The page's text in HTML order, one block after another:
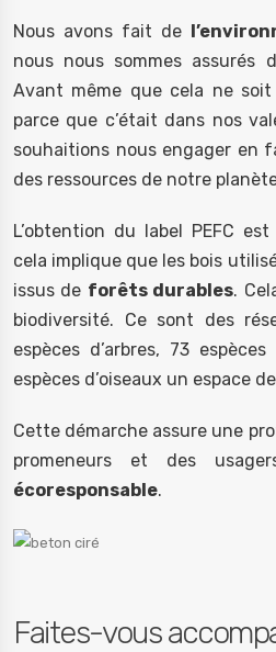
Nous avons fait de
nous nous sommes assurés
Avant même que cela ne
parce que c’était dans nos
souhaitions nous engager en
des ressources de notre
L’obtention du label PEFC
cela implique que les bois
issus de forêts durables.
biodiversité. Ce sont des
espèces d’arbres, 73
espèces d’oiseaux un espace
Cette démarche assure une
promeneurs et des
écoresponsable.
Faites-vous